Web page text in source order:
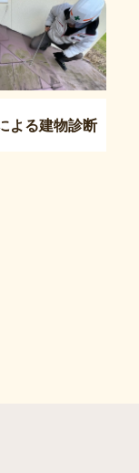
よる建物診断